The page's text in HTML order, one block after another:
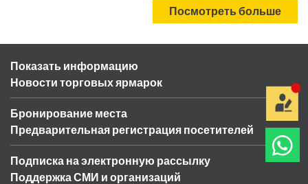
Посмотреть больше
Показать информацию
Новости торговых ярмарок
Бронирование места
Предварительная регистрация посетителей
Подписка на электронную рассылку
Поддержка СМИ и организаций